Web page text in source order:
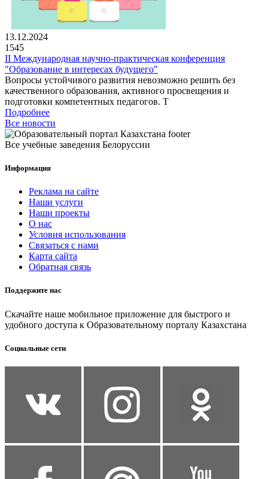
13.12.2024
1545
II Международная научно-практическая конференция
"Образование в интересах будущего"
Вопросы устойчивого развития невозможно решить без
качественного образования, активного просвещения и
подготовки компетентных педагогов. Т
Подробнее
Все новости
Все учебные заведения Белоруссии
Информация
Реклама на сайте
Наши услуги
Наши проекты
О нас
Условия использования
Связаться с нами
Карта сайта
Обратная связь
Поддержите нас
Скачайте наше мобильное приложение для быстрого и
удобного доступа к Образовательному порталу Казахстана
Социальные сети